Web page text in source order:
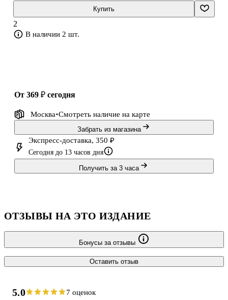
разделам «Первоначальные химические понятия»,
«Теоретические основы химии», «Неорганическая химия»,
«Органическая химия». Теоретические блоки сопровожда
Купить
2
В наличии 2 шт.
от 369 ₽ сегодня
Москва Смотреть наличие на карте
Забрать из магазина
Экспресс-доставка, 350 ₽
Сегодня до 13 часов дня
Получить за 3 часа
ОТЗЫВЫ НА ЭТО ИЗДАНИЕ
Бонусы за отзывы
Оставить отзыв
5.0 7 оценок